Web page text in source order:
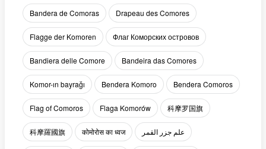
Bandera de Comoras Drapeau des Comores
Flagge der Komoren Флаг Коморских островов
Bandiera delle Comore Bandeira das Comores
Komor-ın bayrağı Bendera Komoro Bendera Comoros
Flag of Comoros Flaga Komorów 科摩罗国旗
科摩羅國旗 कोमोरोस का ध्वज علم جزر القمر